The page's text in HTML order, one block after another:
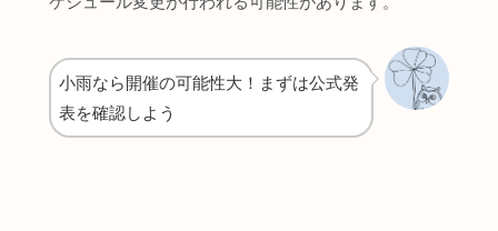
小雨なら開催の可能性大！まずは公式発
表を確認しよう